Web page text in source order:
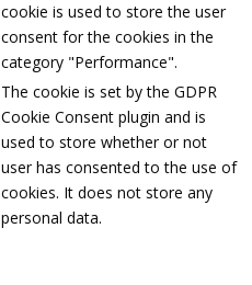
cookie is used to store the user
consent for the cookies in the
category "Performance".
The cookie is set by the GDPR
Cookie Consent plugin and is
used to store whether or not
user has consented to the use of
cookies. It does not store any
personal data.